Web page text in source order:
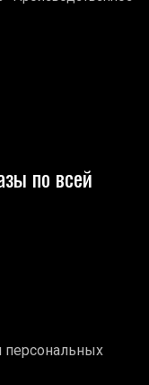
по всей
персональных